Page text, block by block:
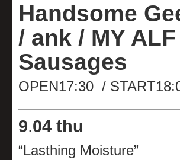
Handsome
/ ank / MY
Sausages
OPEN17:30 /
9.04 thu
“Lasthing Moisture”